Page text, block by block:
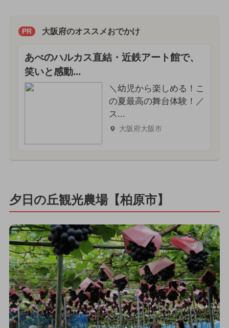
PR 大阪府のオススメおでかけ
あべのハルカス直結・近鉄アート館で、
笑いと感動...
＼幼児から楽しめる！こ
の夏最高の舞台体験！／
ス...
大阪府大阪市
夕日の丘観光農場【柏原市】